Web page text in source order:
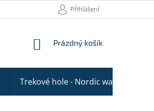
Přihlášení
NÁKUPNÍ
Prázdný košík
Trekové hole - Nordic walking